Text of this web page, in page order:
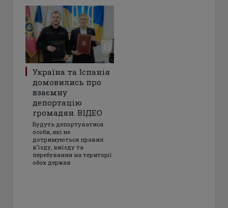
Україна та Іспанія
домовились про
взаємну
депортацію
громадян. ВІДЕО
Будуть депортуватися
особи, які не
дотримуються правил
в’їзду, виїзду та
перебування на території
обох держав